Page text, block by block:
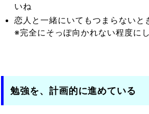
いね
恋人と一緒にいてもつまらないと
※完全にそっぽ向かれない程度に
勉強を、計画的に進めている